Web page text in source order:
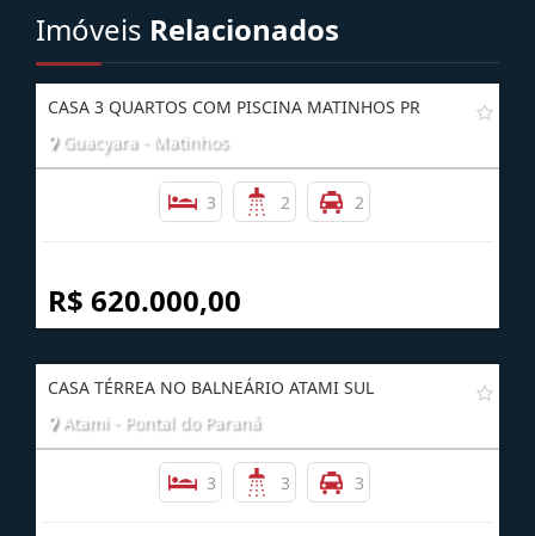
Imóveis Relacionados
CASA 3 QUARTOS COM PISCINA MATINHOS PR
Guacyara - Matinhos
3 2 2
R$ 620.000,00
CASA TÉRREA NO BALNEÁRIO ATAMI SUL
Atami - Pontal do Paraná
3 3 3